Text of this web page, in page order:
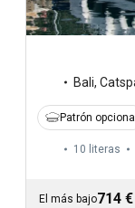
Bali,
Patrón opcional
10 literas
El más bajo714 €